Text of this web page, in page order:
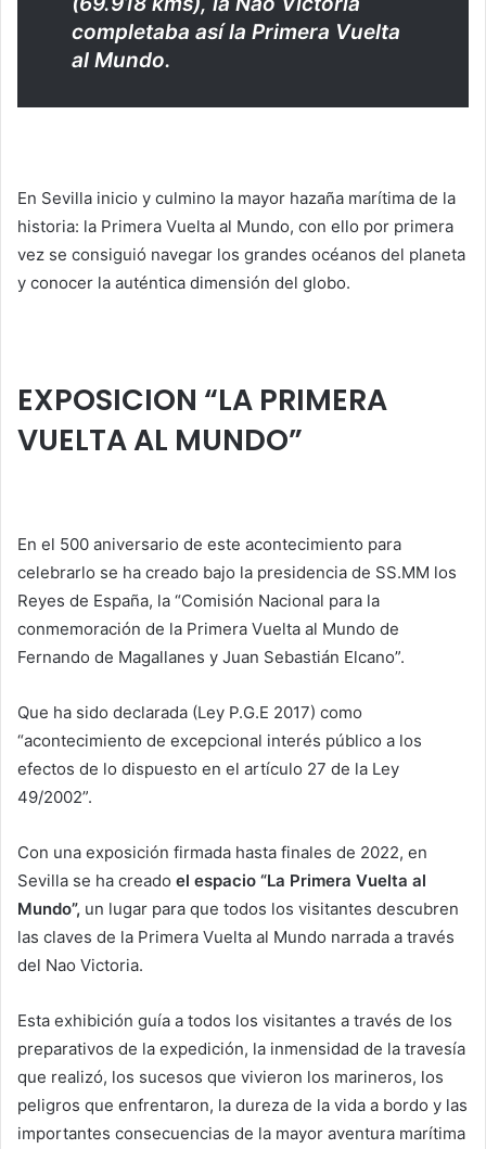
completaba así la Primera Vuelta
al Mundo.
En Sevilla inicio y culmino la mayor hazaña marítima de la
historia: la Primera Vuelta al Mundo, con ello por primera
vez se consiguió navegar los grandes océanos del planeta
y conocer la auténtica dimensión del globo.
EXPOSICION “LA PRIMERA
VUELTA AL MUNDO”
En el 500 aniversario de este acontecimiento para
celebrarlo se ha creado bajo la presidencia de SS.MM los
Reyes de España, la “Comisión Nacional para la
conmemoración de la Primera Vuelta al Mundo de
Fernando de Magallanes y Juan Sebastián Elcano”.
Que ha sido declarada (Ley P.G.E 2017) como
“acontecimiento de excepcional interés público a los
efectos de lo dispuesto en el artículo 27 de la Ley
49/2002”.
Con una exposición firmada hasta finales de 2022, en
Sevilla se ha creado el espacio “La Primera Vuelta al
Mundo”, un lugar para que todos los visitantes descubren
las claves de la Primera Vuelta al Mundo narrada a través
del Nao Victoria.
Esta exhibición guía a todos los visitantes a través de los
preparativos de la expedición, la inmensidad de la travesía
que realizó, los sucesos que vivieron los marineros, los
peligros que enfrentaron, la dureza de la vida a bordo y las
importantes consecuencias de la mayor aventura marítima